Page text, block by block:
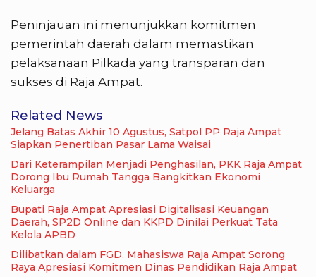
Peninjauan ini menunjukkan komitmen
pemerintah daerah dalam memastikan
pelaksanaan Pilkada yang transparan dan
sukses di Raja Ampat.
Related News
Jelang Batas Akhir 10 Agustus, Satpol PP Raja Ampat
Siapkan Penertiban Pasar Lama Waisai
Dari Keterampilan Menjadi Penghasilan, PKK Raja Ampat
Dorong Ibu Rumah Tangga Bangkitkan Ekonomi
Keluarga
Bupati Raja Ampat Apresiasi Digitalisasi Keuangan
Daerah, SP2D Online dan KKPD Dinilai Perkuat Tata
Kelola APBD
Dilibatkan dalam FGD, Mahasiswa Raja Ampat Sorong
Raya Apresiasi Komitmen Dinas Pendidikan Raja Ampat